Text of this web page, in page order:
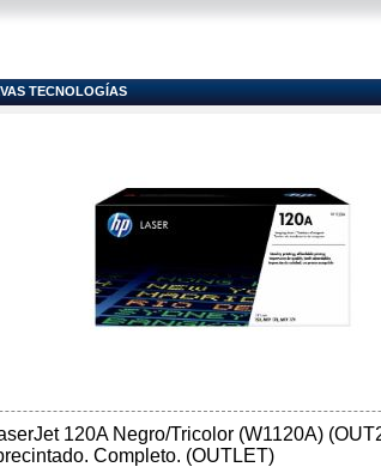
TECNOLOGÍAS
120A Negro/Tricolor (W1120A)
Completo. (OUTLET)